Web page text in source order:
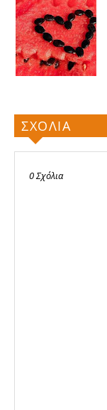
ΣΧΟΛΙΑ
0 Σχόλια